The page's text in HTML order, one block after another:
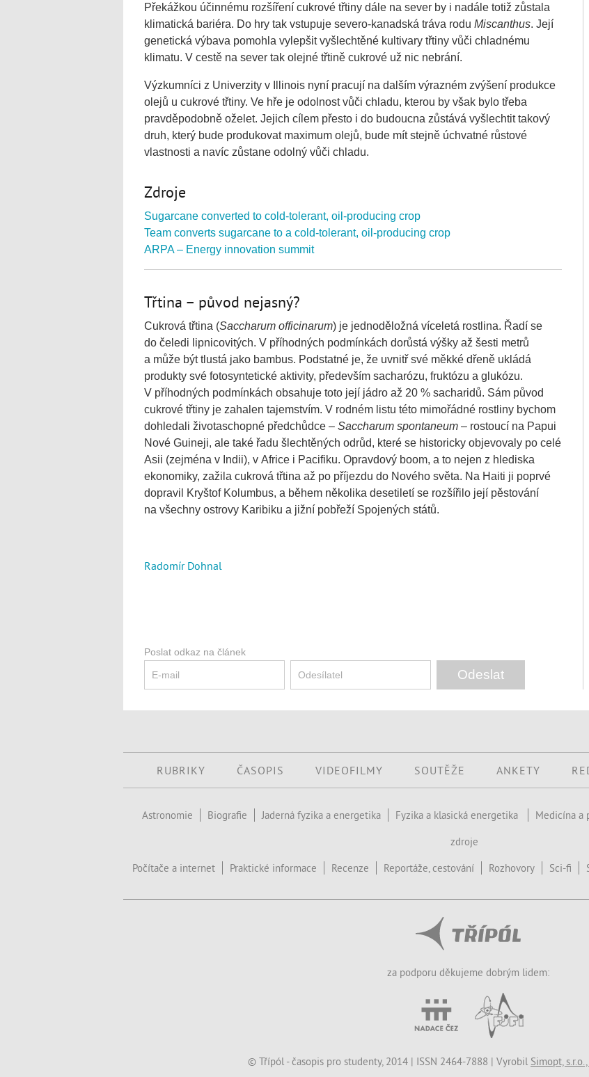
Překážkou účinnému rozšíření cukrové třtiny dále na sever by i nadále totiž zůstala
klimatická bariéra. Do hry tak vstupuje severo-kanadská tráva rodu Miscanthus. Její
genetická výbava pomohla vylepšit vyšlechtěné kultivary třtiny vůči chladnému
klimatu. V cestě na sever tak olejné třtině cukrové už nic nebrání.
Výzkumníci z Univerzity v Illinois nyní pracují na dalším výrazném zvýšení produkce
olejů u cukrové třtiny. Ve hře je odolnost vůči chladu, kterou by však bylo třeba
pravděpodobně oželet. Jejich cílem přesto i do budoucna zůstává vyšlechtit takový
druh, který bude produkovat maximum olejů, bude mít stejně úchvatné růstové
vlastnosti a navíc zůstane odolný vůči chladu.
Zdroje
Sugarcane converted to cold-tolerant, oil-producing crop
Team converts sugarcane to a cold-tolerant, oil-producing crop
ARPA – Energy innovation summit
Třtina – původ nejasný?
Cukrová třtina (Saccharum officinarum) je jednoděložná víceletá rostlina. Řadí se
do čeledi lipnicovitých. V příhodných podmínkách dorůstá výšky až šesti metrů
a může být tlustá jako bambus. Podstatné je, že uvnitř své měkké dřeně ukládá
produkty své fotosyntetické aktivity, především sacharózu, fruktózu a glukózu.
V příhodných podmínkách obsahuje toto její jádro až 20 % sacharidů. Sám původ
cukrové třtiny je zahalen tajemstvím. V rodném listu této mimořádné rostliny bychom
dohledali životaschopné předchůdce – Saccharum spontaneum – rostoucí na Papui
Nové Guineji, ale také řadu šlechtěných odrůd, které se historicky objevovaly po celé
Asii (zejména v Indii), v Africe i Pacifiku. Opravdový boom, a to nejen z hlediska
ekonomiky, zažila cukrová třtina až po příjezdu do Nového světa. Na Haiti ji poprvé
dopravil Kryštof Kolumbus, a během několika desetiletí se rozšířilo její pěstování
na všechny ostrovy Karibiku a jižní pobřeží Spojených států.
Radomír Dohnal
Poslat odkaz na článek
RUBRIKY ČASOPIS VIDEOFILMY SOUTĚŽE ANKETY
Astronomie Biografie Jaderná fyzika a energetika Fyzika a klasická energetika Medicína a
zdroje
Počítače a internet
Praktické informace Recenze Reportáže, cestování Rozhovory Sci-fi
za podporu děkujeme dobrým lidem:
© Třípól - časopis pro studenty, 2014 | ISSN 2464-7888 | Vyrobil Simopt,